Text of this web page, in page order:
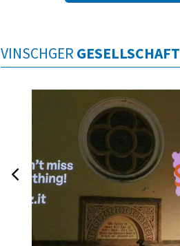
VINSCHGER GESELLSCHAFT